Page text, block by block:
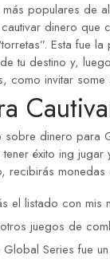
populares de
dinero que
Esta fue
tu destino y,
como invitar
dinero para
éxito ing
recibirás
el listado con mis
juegos de
Global Series fue